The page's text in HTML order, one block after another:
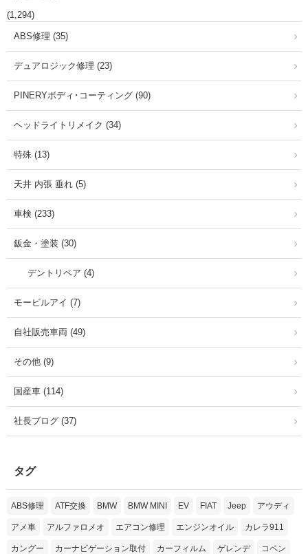
(1,294)
ABS修理 (35)
デュアロジック修理 (23)
PINERYボディ･コーティング (90)
ヘッドライトリメイク (34)
特殊 (13)
天井 内張 垂れ (5)
車検 (233)
鈑金・塗装 (30)
デントリペア (4)
モービルアイ (7)
自社販売車両 (49)
その他 (9)
国産車 (114)
社長ブログ (37)
タグ
ABS修理 ATF交換 BMW BMW MINI EV FIAT Jeep アウディ
アメ車 アルファロメオ エアコン修理 エンジンオイル カレラ911
カングー カーナビゲーション取付 カーフィルム ゲレンデ コペン